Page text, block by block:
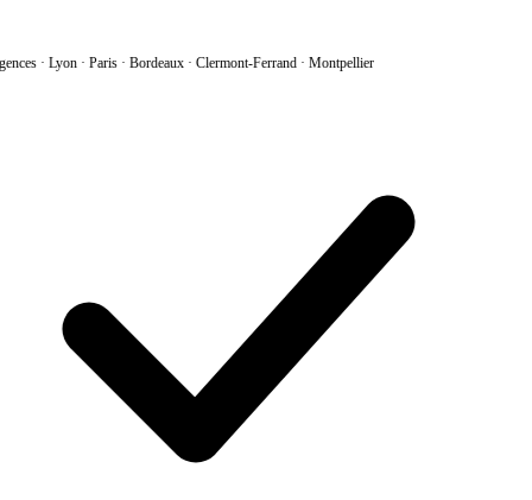
·Lyon · Paris · Bordeaux · Clermont-Ferrand · Montpellier